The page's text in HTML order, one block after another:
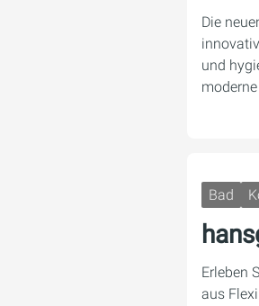
Die
und
Bad
Erleben
aus